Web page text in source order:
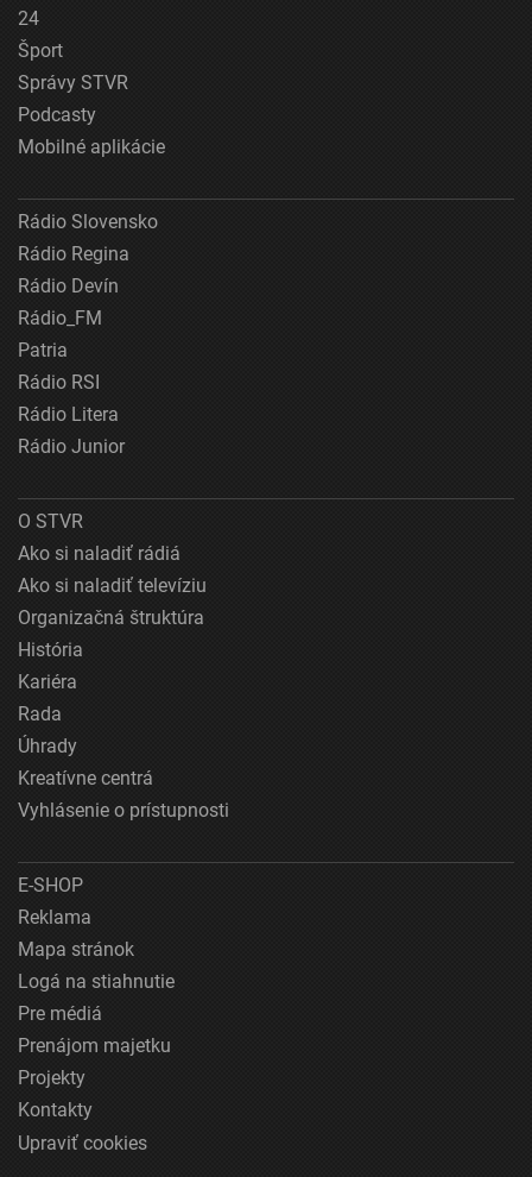
24
Šport
Správy STVR
Podcasty
Mobilné aplikácie
Rádio Slovensko
Rádio Regina
Rádio Devín
Rádio_FM
Patria
Rádio RSI
Rádio Litera
Rádio Junior
O STVR
Ako si naladiť rádiá
Ako si naladiť televíziu
Organizačná štruktúra
História
Kariéra
Rada
Úhrady
Kreatívne centrá
Vyhlásenie o prístupnosti
E-SHOP
Reklama
Mapa stránok
Logá na stiahnutie
Pre médiá
Prenájom majetku
Projekty
Kontakty
Upraviť cookies